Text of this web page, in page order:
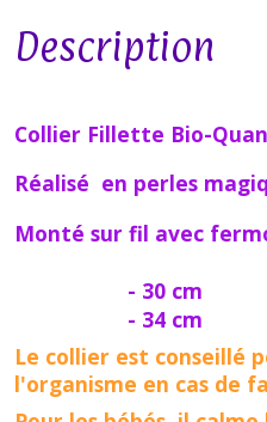
Description
Collier Fillette Bio-
Réalisé en perles
Monté sur fil avec
- 30 cm
- 34 cm
Le collier est conseillé
l'organisme en cas de